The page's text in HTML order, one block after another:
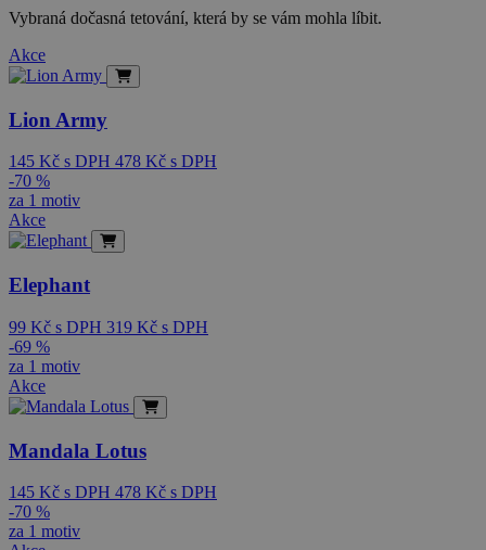
Vybraná dočasná tetování, která by se vám mohla líbit.
Akce
Lion Army
145 Kč s DPH 478 Kč s DPH
-70 %
za 1 motiv
Akce
Elephant
99 Kč s DPH 319 Kč s DPH
-69 %
za 1 motiv
Akce
Mandala Lotus
145 Kč s DPH 478 Kč s DPH
-70 %
za 1 motiv